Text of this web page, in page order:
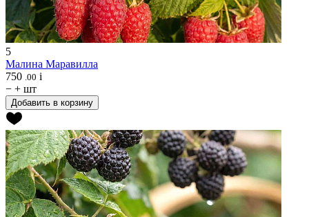
5
Малина Маравилла
750 .00 i
− + шт
Добавить в корзину